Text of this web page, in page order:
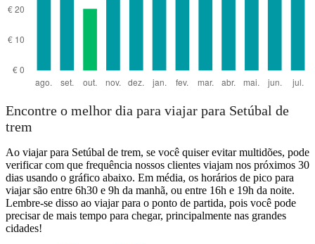
Encontre o melhor dia para viajar para Setúbal de
trem
Ao viajar para Setúbal de trem, se você quiser evitar multidões, pode
verificar com que frequência nossos clientes viajam nos próximos 30
dias usando o gráfico abaixo. Em média, os horários de pico para
viajar são entre 6h30 e 9h da manhã, ou entre 16h e 19h da noite.
Lembre-se disso ao viajar para o ponto de partida, pois você pode
precisar de mais tempo para chegar, principalmente nas grandes
cidades!